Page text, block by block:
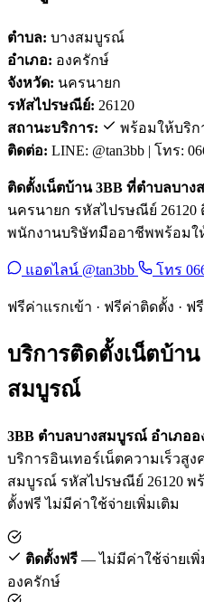
ตำบล: บางสมบูรณ์
อำเภอ: องครักษ์
จังหวัด: นครนายก
รหัสไปรษณีย์: 26120
สถานะบริการ:
พร้อมให้บริก
ติดต่อ: LINE: @tan3bb | โทร:
ติดตั้งเน็ตบ้าน 3BB ที่ตำบลบา
นครนายก รหัสไปรษณีย์ 26120
พนักงานบริษัทมืออาชีพพร้อมใ
แอดไลน์ @tan3bb โทร
ฟรีค่าแรกเข้า · ฟรีค่าติดตั้ง ·
บริการติดตั้งเน็ตบ้า
สมบูรณ์
3BB ตำบลบางสมบูรณ์ อำเภอ
บริการอินเทอร์เน็ตความเร็วสู
สมบูรณ์ รหัสไปรษณีย์ 26120 พ
ตั้งฟรี ไม่มีค่าใช้จ่ายเพิ่มเติม
ติดตั้งฟรี — ไม่มีค่าใช้จ่ายเ
องครักษ์